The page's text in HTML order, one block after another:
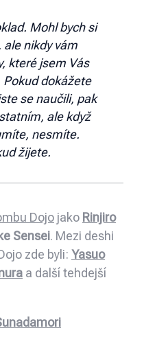
Mohl bych si
nikdy vám
které jsem Vás
dokážete
se naučili, pak
ale když
nesmíte.
žijete.
Dojo jako Rinjiro
Sensei. Mezi deshi
zde byli: Yasuo
a další tehdejší